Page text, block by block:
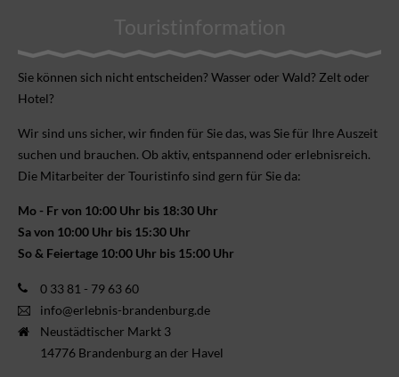
Touristinformation
Sie können sich nicht ent­scheiden? Wasser oder Wald? Zelt oder
Hotel?
Wir sind uns sicher, wir finden für Sie das, was Sie für Ihre Aus­zeit
suchen und brauchen. Ob aktiv, ent­spannend oder erlebnis­reich.
Die Mitarbeiter der Touristinfo sind gern für Sie da:
Mo - Fr von 10:00 Uhr bis 18:30 Uhr
Sa von 10:00 Uhr bis 15:30 Uhr
So & Feiertage 10:00 Uhr bis 15:00 Uhr
0 33 81 - 79 63 60
info@erlebnis-brandenburg.de
Neustädtischer Markt 3
14776 Brandenburg an der Havel